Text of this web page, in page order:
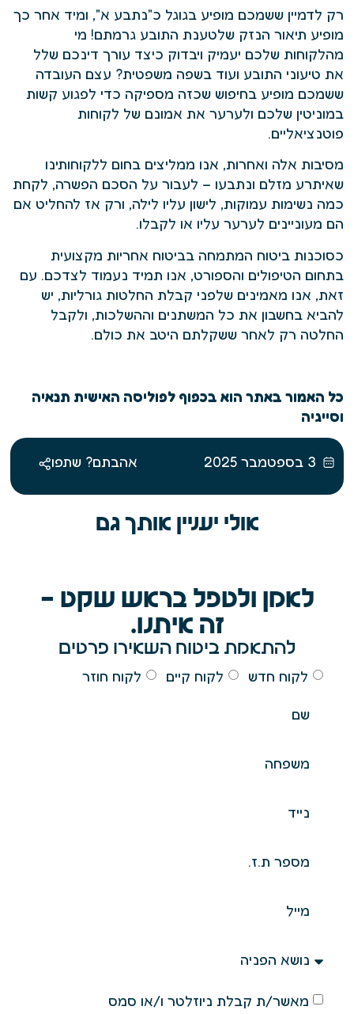
רק לדמיין ששמכם מופיע בגוגל כ"נתבע א", ומיד אחר כך
מופיע תיאור הנזק שלטענת התובע גרמתם! מי
מהלקוחות שלכם יעמיק ויבדוק כיצד עורך דינכם שלל
את טיעוני התובע ועוד בשפה משפטית? עצם העובדה
ששמכם מופיע בחיפוש שכזה מספיקה כדי לפגוע קשות
במוניטין שלכם ולערער את אמונם של לקוחות
פוטנציאליים.
מסיבות אלה ואחרות, אנו ממליצים בחום ללקוחותינו
שאיתרע מזלם ונתבעו – לעבור על הסכם הפשרה, לקחת
כמה נשימות עמוקות, לישון עליו לילה, ורק אז להחליט אם
הם מעוניינים לערער עליו או לקבלו.
כסוכנות ביטוח המתמחה בביטוח אחריות מקצועית
בתחום הטיפולים והספורט, אנו תמיד נעמוד לצדכם. עם
זאת, אנו מאמינים שלפני קבלת החלטות גורליות, יש
להביא בחשבון את כל המשתנים וההשלכות, ולקבל
החלטה רק לאחר ששקלתם היטב את כולם.
כל האמור באתר הוא בכפוף לפוליסה האישית תנאיה
וסייגיה
3 בספטמבר 2025 אהבתם? שתפו
אולי יעניין אותך גם
לאמן ולטפל בראש שקט -
זה איתנו.
להתאמת ביטוח השאירו פרטים
לקוח חדש לקוח קיים לקוח חוזר
מאשר/ת קבלת ניוזלטר ו/או סמס